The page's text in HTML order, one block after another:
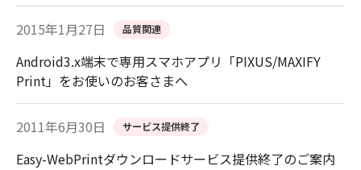
2015年1月27日 品質関連
Android3.x端末で専用スマホアプリ「PIXUS/MAXIFY
Print」をお使いのお客さまへ
2011年6月30日 サービス提供終了
Easy-WebPrintダウンロードサービス提供終了のご案内